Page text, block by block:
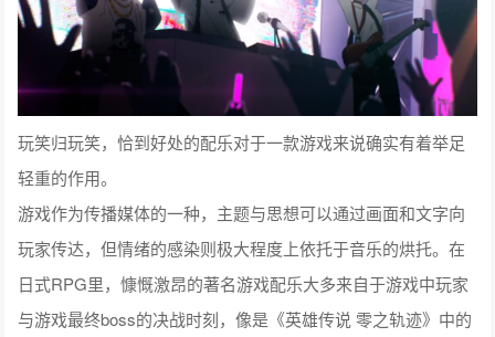
玩笑归玩笑，恰到好处的配乐对于一款游戏来说确实有着举足
轻重的作用。
游戏作为传播媒体的一种，主题与思想可以通过画面和文字向
玩家传达，但情绪的感染则极大程度上依托于音乐的烘托。在
日式RPG里，慷慨激昂的著名游戏配乐大多来自于游戏中玩家
与游戏最终boss的决战时刻，像是《英雄传说 零之轨迹》中的